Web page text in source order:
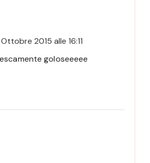
2015 alle 16:11
goloseeeee